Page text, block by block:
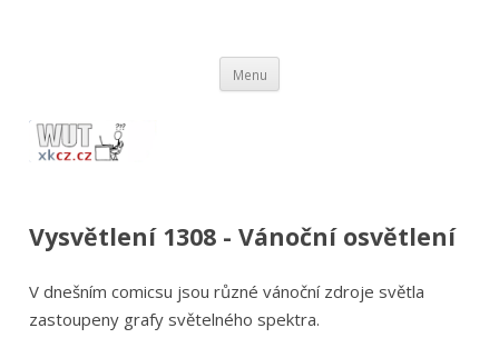
Menu
Vysvětlení 1308 - Vánoční osvětlení
V dnešním comicsu jsou různé vánoční zdroje světla
zastoupeny grafy světelného spektra.